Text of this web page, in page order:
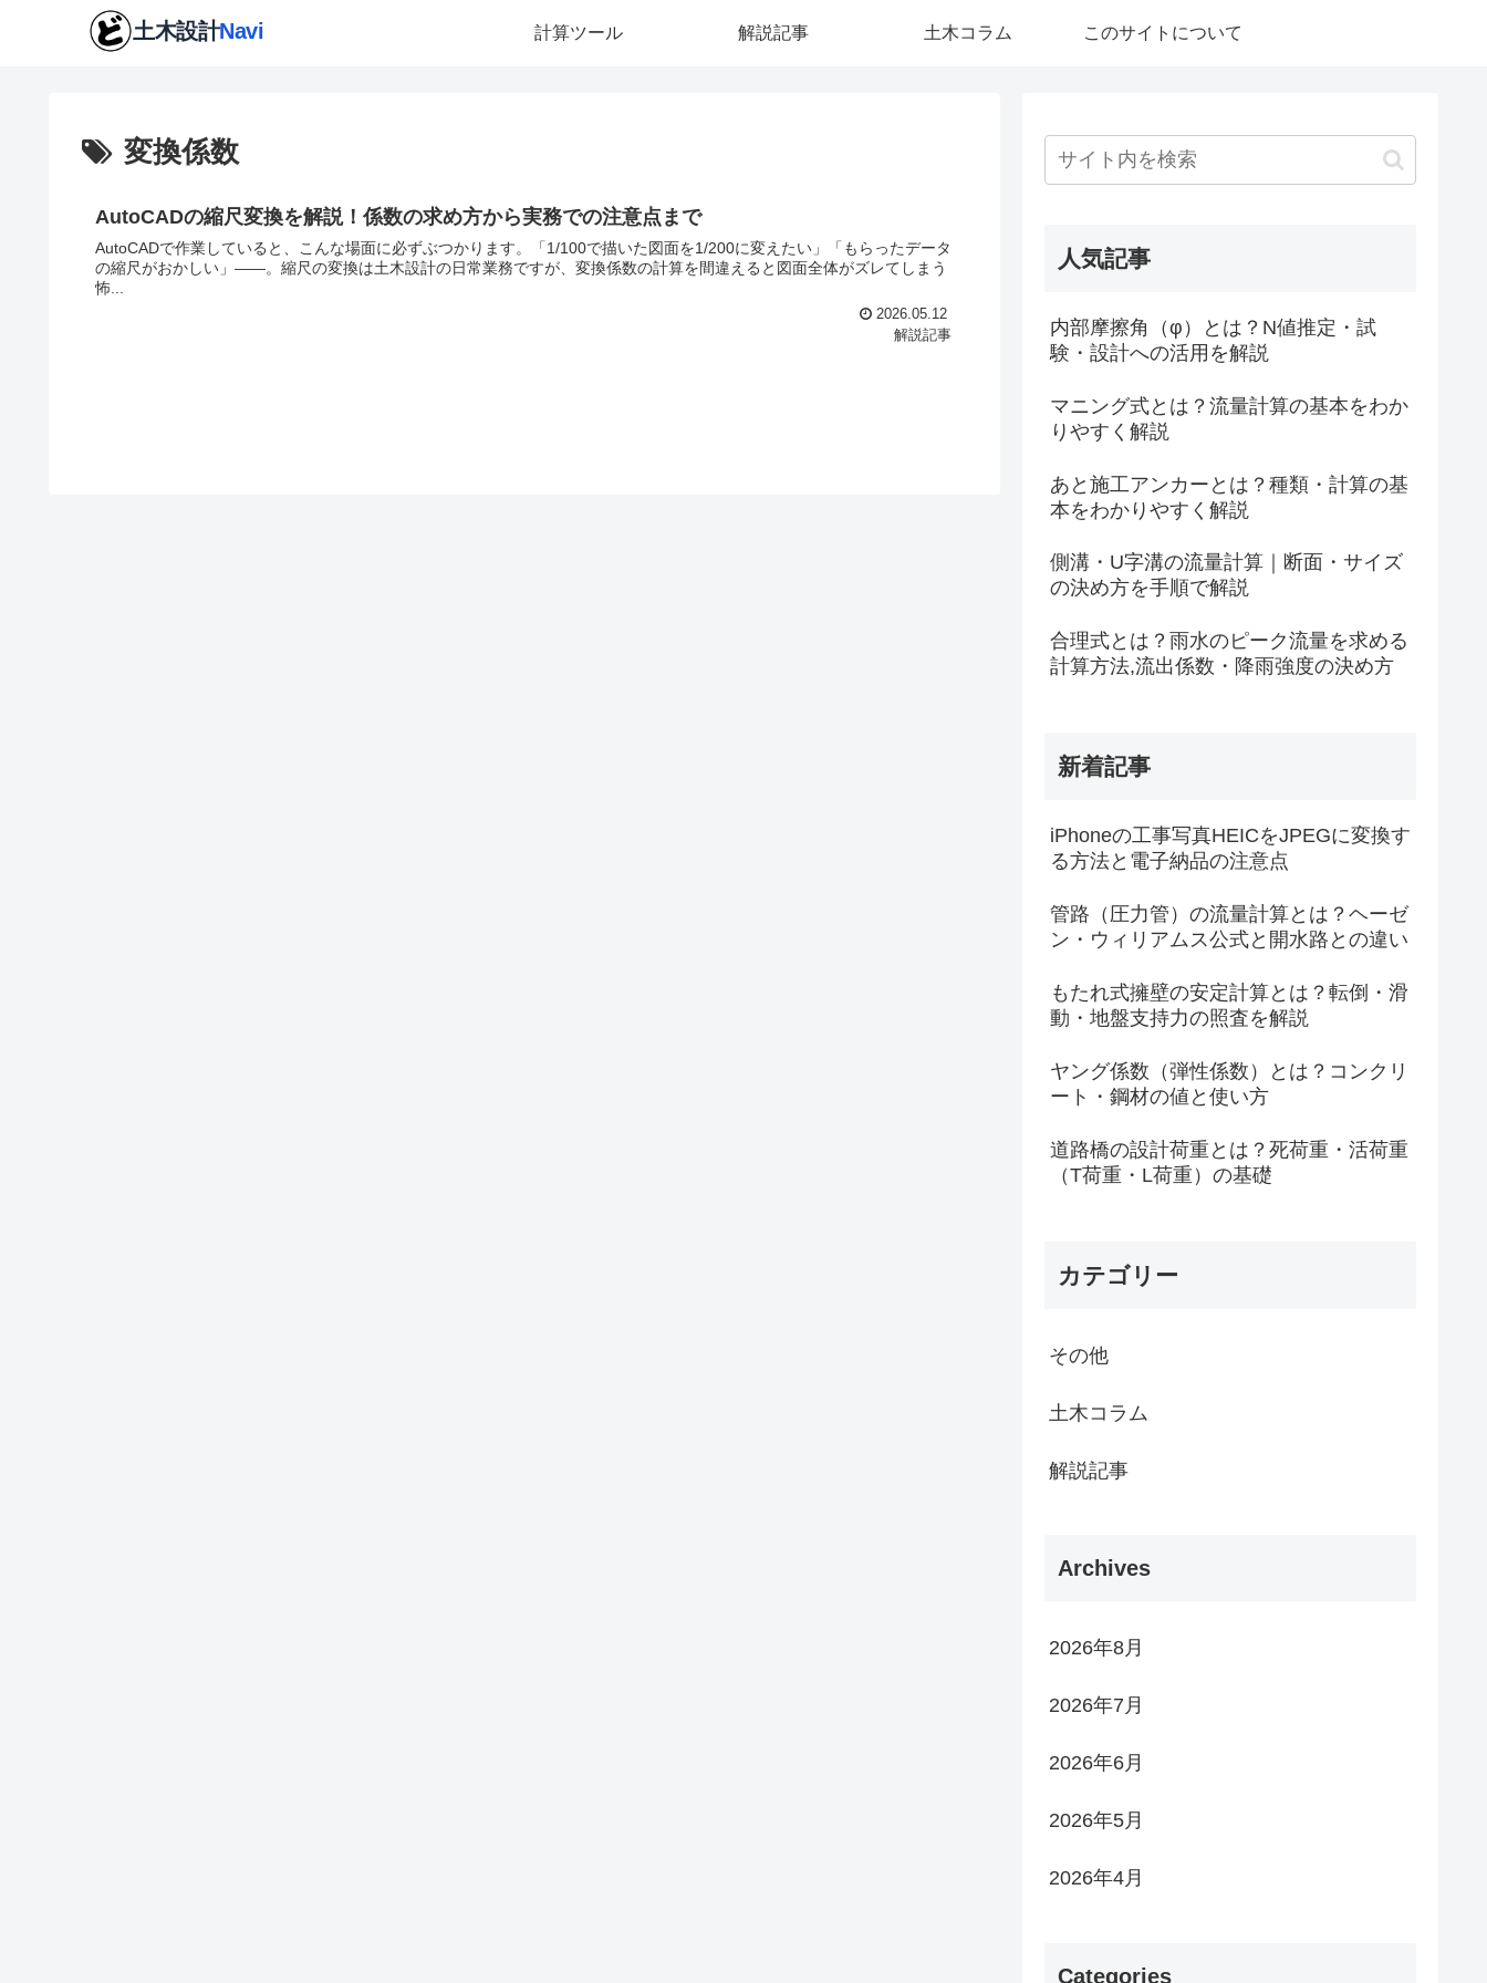
計算ツール 解説記事 土木コラム このサイトについて
変換係数
AutoCADの縮尺変換を解説！係数の求め方から実務での注意点まで
AutoCADで作業していると、こんな場面に必ずぶつかります。「1/100で描いた図面を1/200に変えたい」「もらったデータ
の縮尺がおかしい」——。縮尺の変換は土木設計の日常業務ですが、変換係数の計算を間違えると図面全体がズレてしまう
怖...
2026.05.12
解説記事
人気記事
内部摩擦角（φ）とは？N値推定・試
験・設計への活用を解説
マニング式とは？流量計算の基本をわか
りやすく解説
あと施工アンカーとは？種類・計算の基
本をわかりやすく解説
側溝・U字溝の流量計算｜断面・サイズ
の決め方を手順で解説
合理式とは？雨水のピーク流量を求める
計算方法,流出係数・降雨強度の決め方
新着記事
iPhoneの工事写真HEICをJPEGに変換す
る方法と電子納品の注意点
管路（圧力管）の流量計算とは？ヘーゼ
ン・ウィリアムス公式と開水路との違い
もたれ式擁壁の安定計算とは？転倒・滑
動・地盤支持力の照査を解説
ヤング係数（弾性係数）とは？コンクリ
ート・鋼材の値と使い方
道路橋の設計荷重とは？死荷重・活荷重
（T荷重・L荷重）の基礎
カテゴリー
その他
土木コラム
解説記事
Archives
2026年8月
2026年7月
2026年6月
2026年5月
2026年4月
Categories